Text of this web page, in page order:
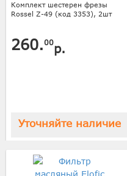
Комплект шестерен фрезы
Rossel Z-49 (код 3353), 2шт
260.00р.
Уточняйте наличие